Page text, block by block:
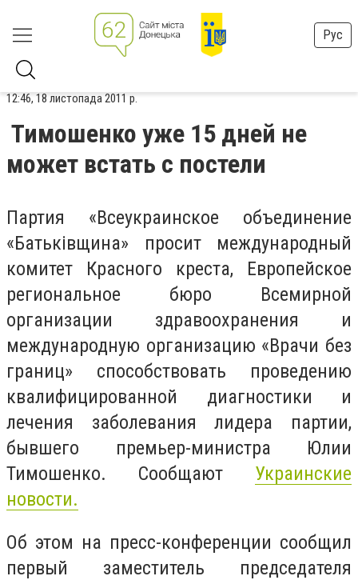
Рус
12:46, 18 листопада 2011 р.
Тимошенко уже 15 дней не
может встать с постели
Партия «Всеукраинское объединение
«Батьківщина» просит международный
комитет Красного креста, Европейское
региональное бюро Всемирной
организации здравоохранения и
международную организацию «Врачи без
границ» способствовать проведению
квалифицированной диагностики и
лечения заболевания лидера партии,
бывшего премьер-министра Юлии
Тимошенко. Сообщают Украинские
новости.
Об этом на пресс-конференции сообщил
первый заместитель председателя